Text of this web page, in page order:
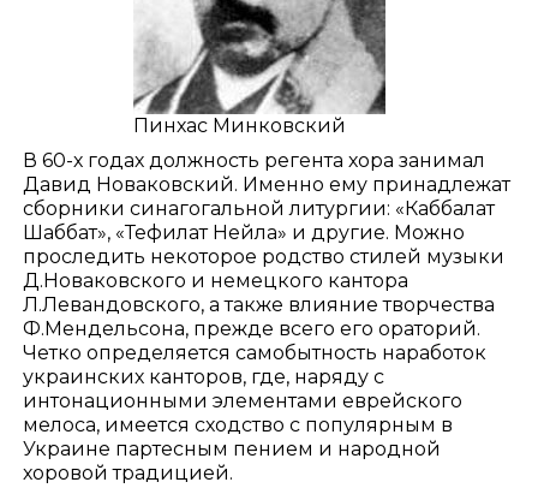
Пинхас Минковский
В 60-х годах должность регента хора занимал
Давид Новаковский. Именно ему принадлежат
сборники синагогальной литургии: «Каббалат
Шаббат», «Тефилат Нейла» и другие. Можно
проследить некоторое родство стилей музыки
Д.Новаковского и немецкого кантора
Л.Левандовского, а также влияние творчества
Ф.Мендельсона, прежде всего его ораторий.
Четко определяется самобытность наработок
украинских канторов, где, наряду с
интонационными элементами еврейского
мелоса, имеется сходство с популярным в
Украине партесным пением и народной
хоровой традицией.